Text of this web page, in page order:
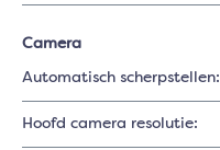
Camera
Automatisch scherpstellen:
Hoofd camera resolutie: